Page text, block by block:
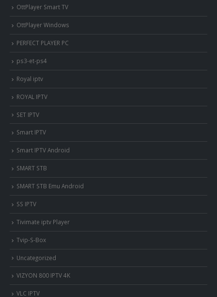
OttPlayer Smart TV
OttPlayer Windows
PERFECT PLAYER PC
ps3-et-ps4
Royal iptv
ROYAL IPTV
SET IPTV
Smart IPTV
Smart IPTV Android
SMART STB
SMART STB Emu Android
SS IPTV
Tivimate iptv Player
Tvip-S-Box
Uncategorized
VIZYON 800 IPTV 4K
VLC IPTV